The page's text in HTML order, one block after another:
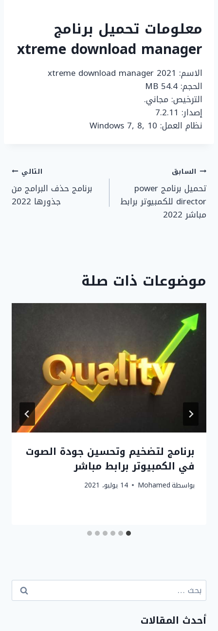
معلومات تحميل برنامج
xtreme download manager
الاسم: xtreme download manager 2021
الحجم: 54.4 MB
الترخيص: مجاني.
إصدار: 7.2.11
نظام العمل: Windows 7, 8, 10
تصفّح
المقالات
السابق
تحميل برنامج power
director للكمبيوتر برابط
مباشر 2022
التالي
برنامج حذف البرامج من
جذورها 2022
موضوعات ذات صلة
برنامج لتضخيم وتحسين جودة الصوت
في الكمبيوتر برابط مباشر
بواسطةMohamed 14 يوليو، 2021
البحث
عن:
أحدث المقالات